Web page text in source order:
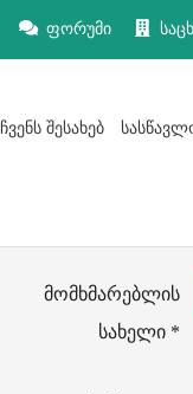
ფორუმი
ჩვენს შესახებ
მომხმარებლის
სახელი *